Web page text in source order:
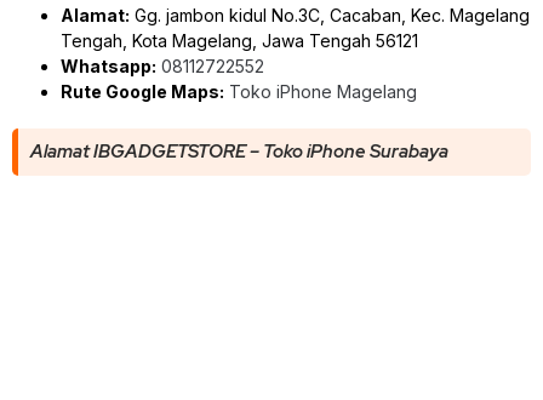
Alamat: Gg. jambon kidul No.3C, Cacaban, Kec. Magelang
Tengah, Kota Magelang, Jawa Tengah 56121
Whatsapp: 08112722552
Rute Google Maps: Toko iPhone Magelang
Alamat IBGADGETSTORE – Toko iPhone Surabaya